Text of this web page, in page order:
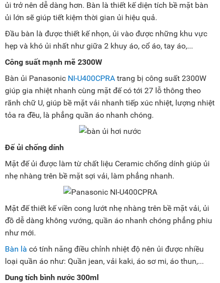
ủi trở nên dễ dàng hơn. Bàn là thiết kế diện tích bề mặt bàn
ủi lớn sẽ giúp tiết kiệm thời gian ủi hiệu quả.
Đầu bàn là được thiết kế nhọn, ủi vào được những khu vực
hẹp và khó ủi nhất như giữa 2 khuy áo, cổ áo, tay áo,...
Công suất mạnh mẽ 2300W
Bàn ủi Panasonic NI-U400CPRA trang bị công suất 2300W
giúp gia nhiệt nhanh cùng mặt đế có tới 27 lỗ thông theo
rãnh chữ U, giúp bề mặt vải nhanh tiếp xúc nhiệt, lượng nhiệt
tỏa ra đều, là phẳng quần áo nhanh chóng.
Đế ủi chống dính
Mặt đế ủi được làm từ chất liệu Ceramic chống dính giúp ủi
nhẹ nhàng trên bề mặt sợi vải, làm phẳng nhanh.
Mặt đế thiết kế viền cong lướt nhẹ nhàng trên bề mặt vải, ủi
đồ dễ dàng không vướng, quần áo nhanh chóng phẳng phiu
như mới.
Bàn là có tính năng điều chỉnh nhiệt độ nên ủi được nhiều
loại quần áo như: Quần jean, vải kaki, áo sơ mi, áo thun,...
Dung tích bình nước 300ml